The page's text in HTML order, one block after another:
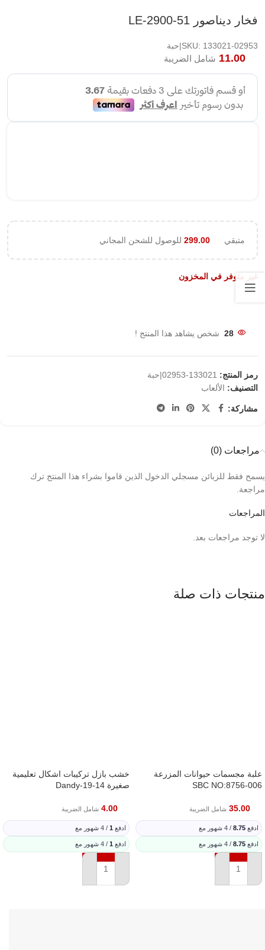
فخار ديناصور LE-2900-51
SKU: 133021-02953|حبة
11.00 شامل الضريبة
متبقي 299.00 للوصول للشحن المجاني
غير متوفر في المخزون
28 شخص يشاهد هذا المنتج !
رمز المنتج: 133021-02953|حبة
التصنيف: الألعاب
مشاركة:
مراجعات (0)
المراجعات
لا توجد مراجعات بعد.
يسمح فقط للزبائن مسجلي الدخول الذين قاموا بشراء هذا المنتج ترك
مراجعة.
منتجات ذات صلة
علبة مجسمات حيوانات المزرعة
SBC NO:8756-006
35.00 شامل الضريبة
ادفع 8.75 / 4 شهور مع
ادفع 8.75 / 4 شهور مع
إضافة إلى السلة
خشب بازل تركيبات اشكال تعليمية
صغيرة Dandy-19-14
4.00 شامل الضريبة
ادفع 1 / 4 شهور مع
ادفع 1 / 4 شهور مع
إضافة إلى السلة